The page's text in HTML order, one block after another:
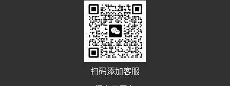
扫码添加客服